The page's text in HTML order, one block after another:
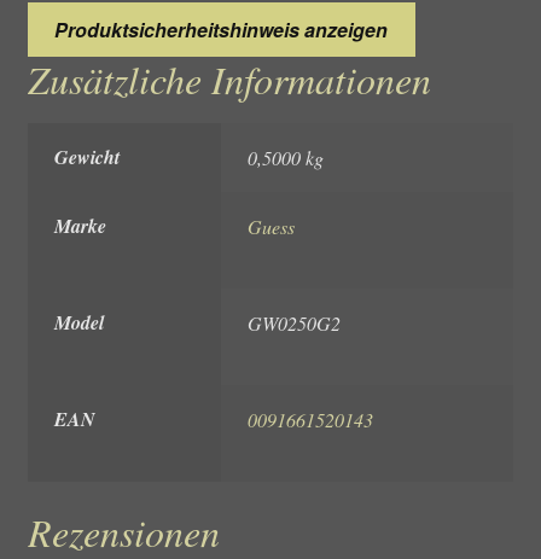
Produktsicherheitshinweis anzeigen
Zusätzliche Informationen
Gewicht 0,5000 kg
Marke Guess
Model GW0250G2
EAN 0091661520143
Rezensionen